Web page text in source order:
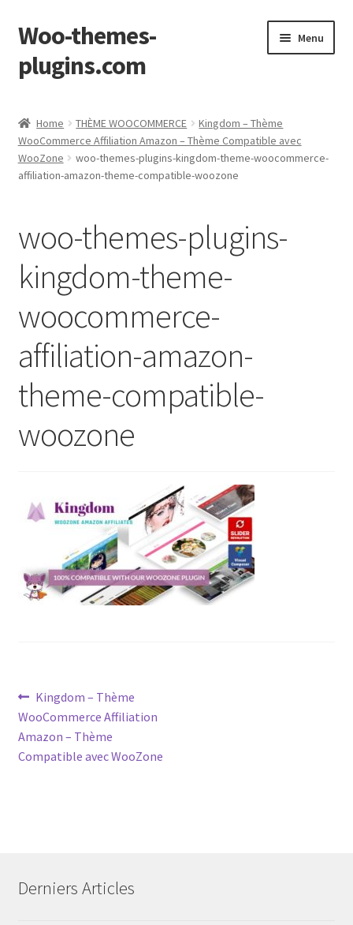
Skip
to
navigation
Skip
to
content
Woo-themes-
plugins.com
Menu
Home THÈME WOOCOMMERCE
Kingdom – Thème
WooCommerce Affiliation Amazon – Thème Compatible avec
WooZone
woo-themes-plugins-kingdom-theme-woocommerce-
affiliation-amazon-theme-compatible-woozone
woo-themes-plugins-
kingdom-theme-
woocommerce-
affiliation-amazon-
theme-compatible-
woozone
Post
navigation
Previous
post:
Kingdom – Thème
WooCommerce Affiliation
Amazon – Thème
Compatible avec WooZone
Derniers Articles